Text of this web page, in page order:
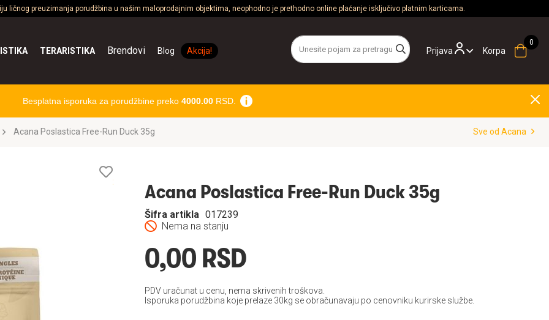
ličnog preuzimanja porudžbina u našim maloprodajnim objektima, neophodno je prethodno online plaćanje isključivo platnim karticama.
Prijava
TERARISTIKA Brendovi Blog Akcija! Korpa
Besplatna isporuka za porudžbine preko 4000.00RSD.
Acana Poslastica Free-Run Duck 35g Sve od Acana
želja
Acana Poslastica Free-Run Duck 35g
Nema na stanju
Šifra artikla 017239
0,00 RSD
PDV uračunat u cenu, nema skrivenih troškova.
Isporuka porudžbina koje prelaze 30kg se obračunavaju po cenovniku kurirske službe.